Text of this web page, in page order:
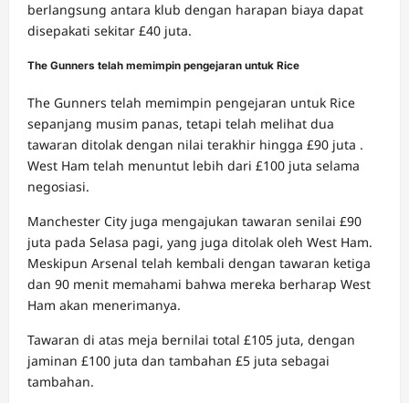
berlangsung antara klub dengan harapan biaya dapat
disepakati sekitar £40 juta.
The Gunners telah memimpin pengejaran untuk Rice
The Gunners telah memimpin pengejaran untuk Rice
sepanjang musim panas, tetapi telah melihat dua
tawaran ditolak dengan nilai terakhir hingga £90 juta .
West Ham telah menuntut lebih dari £100 juta selama
negosiasi.
Manchester City juga mengajukan tawaran senilai £90
juta pada Selasa pagi, yang juga ditolak oleh West Ham.
Meskipun Arsenal telah kembali dengan tawaran ketiga
dan 90 menit memahami bahwa mereka berharap West
Ham akan menerimanya.
Tawaran di atas meja bernilai total £105 juta, dengan
jaminan £100 juta dan tambahan £5 juta sebagai
tambahan.